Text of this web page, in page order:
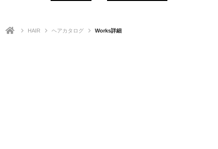
HAIR ヘアカタログ Works詳細